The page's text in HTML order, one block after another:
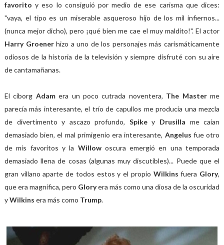
favorito y eso lo consiguió por medio de ese carisma que dices:
"vaya, el tipo es un miserable asqueroso hijo de los mil infiernos...
(nunca mejor dicho), pero ¡qué bien me cae el muy maldito!". El actor
Harry Groenerhizo a uno de los personajes más carismáticamente
odiosos de la historia de la televisión y siempre disfruté con su aire
de cantamañanas.
El ciborg Adamera un poco cutrada noventera, The Masterme
parecía más interesante, el trío de capullos me producía una mezcla
de divertimento y ascazo profundo, Spikey Drusilla me caían
demasiado bien, el mal primigenio era interesante, Angelus fue otro
de mis favoritos y la Willowoscura emergió en una temporada
demasiado llena de cosas (algunas muy discutibles)... Puede que el
gran villano aparte de todos estos y el propio Wilkinsfuera Glory,
que era magnífica, pero Gloryera más como una diosa de la oscuridad
yWilkins era más como Trump.